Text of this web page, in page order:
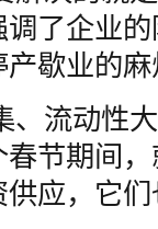
了企业
歇业的
、流动性
节期间
应，它